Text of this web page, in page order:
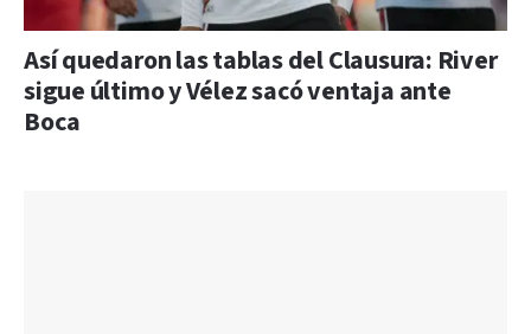
Así quedaron las tablas del Clausura: River
sigue último y Vélez sacó ventaja ante
Boca